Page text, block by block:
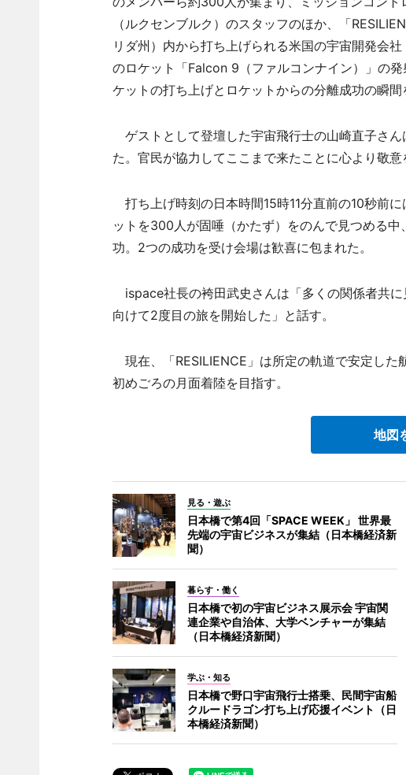
（ルクセンブルク）のスタッフのほか、「
リダ州）内から打ち上げられる米国の宇宙開発会
のロケット「Falcon 9（ファルコンナイン）」の
ケットの打ち上げとロケットからの分離成功の瞬間
ゲストとして登壇した宇宙飛行士の山崎直子さ
た。官民が協力してここまで来たことに心より敬
打ち上げ時刻の日本時間15時11分直前の10秒前
ットを300人が固唾（かたず）をのんで見つめる
功。2つの成功を受け会場は歓喜に包まれた。
ispace社長の袴田武史さんは「多くの関係者共
向けて2度目の旅を開始した」と話す。
現在、「RESILIENCE」は所定の軌道で安定した
初めごろの月面着陸を目指す。
地図
見る・遊ぶ
日本橋で第4回「SPACE WEEK」 世界最
先端の宇宙ビジネスが集結（日本橋経済新
聞）
暮らす・働く
日本橋で初の宇宙ビジネス展示会 宇宙関
連企業や自治体、大学ベンチャーが集結
（日本橋経済新聞）
学ぶ・知る
日本橋で野口宇宙飛行士搭乗、民間宇宙船
クルードラゴン打ち上げ応援イベント（日
本橋経済新聞）